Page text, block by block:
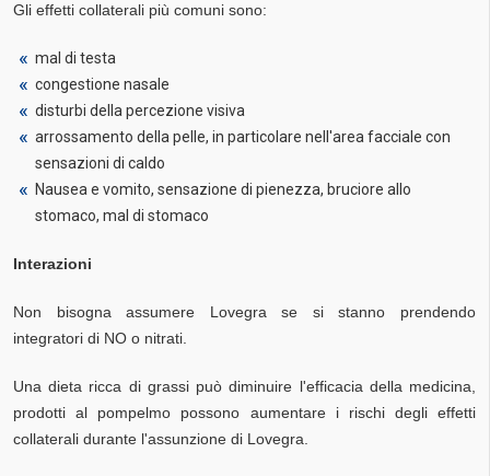
Gli effetti collaterali più comuni sono:
mal di testa
congestione nasale
disturbi della percezione visiva
arrossamento della pelle, in particolare nell'area facciale con
sensazioni di caldo
Nausea e vomito, sensazione di pienezza, bruciore allo
stomaco, mal di stomaco
Interazioni
Non bisogna assumere Lovegra se si stanno prendendo
integratori di NO o nitrati.
Una dieta ricca di grassi può diminuire l'efficacia della medicina,
prodotti al pompelmo possono aumentare i rischi degli effetti
collaterali durante l'assunzione di Lovegra.